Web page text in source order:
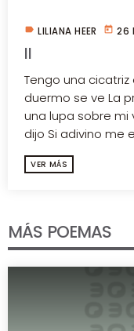
label LILIANA HEER today 26
II
Tengo una
duermo se ve La
una lupa sobre
dijo Si adivino me
VER MÁS
MÁS POEMAS